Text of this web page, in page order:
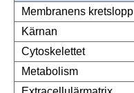
Membranens kretslopp
Kärnan
Cytoskelettet
Metabolism